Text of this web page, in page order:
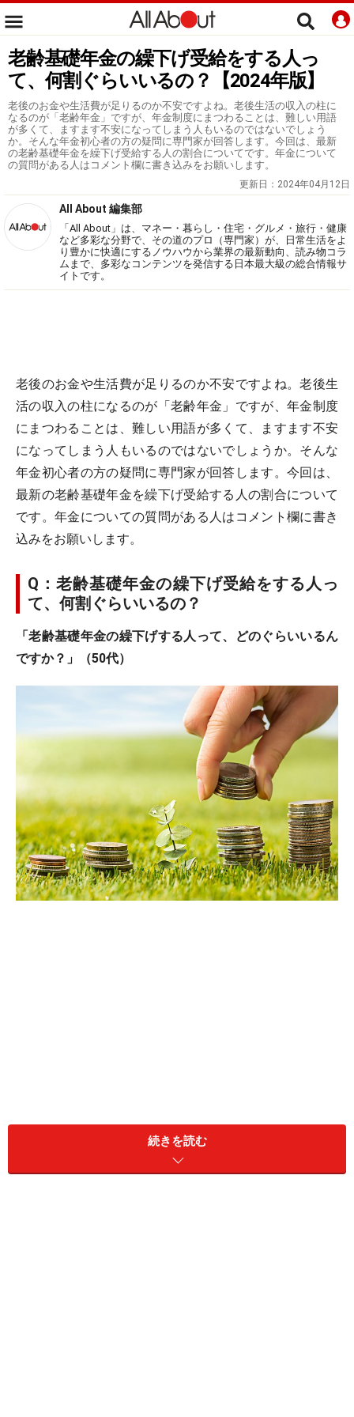
老齢基礎年金の繰下げ受給をする人っ
て、何割ぐらいいるの？【2024年版】
老後のお金や生活費が足りるのか不安ですよね。老後生活の収入の柱に
なるのが「老齢年金」ですが、年金制度にまつわることは、難しい用語
が多くて、ますます不安になってしまう人もいるのではないでしょう
か。そんな年金初心者の方の疑問に専門家が回答します。今回は、最新
の老齢基礎年金を繰下げ受給する人の割合についてです。年金について
の質問がある人はコメント欄に書き込みをお願いします。
更新日： 2024年04月12日
All About 編集部
「All About」は、マネー・暮らし・住宅・グルメ・旅行・健康
など多彩な分野で、その道のプロ（専門家）が、日常生活をよ
り豊かに快適にするノウハウから業界の最新動向、読み物コラ
ムまで、多彩なコンテンツを発信する日本最大級の総合情報サ
イトです。
老後のお金や生活費が足りるのか不安ですよね。老後生
活の収入の柱になるのが「老齢年金」ですが、年金制度
にまつわることは、難しい用語が多くて、ますます不安
になってしまう人もいるのではないでしょうか。そんな
年金初心者の方の疑問に専門家が回答します。今回は、
最新の老齢基礎年金を繰下げ受給する人の割合について
です。年金についての質問がある人はコメント欄に書き
込みをお願いします。
Q：老齢基礎年金の繰下げ受給をする人っ
て、何割ぐらいいるの？
「老齢基礎年金の繰下げする人って、どのぐらいいるん
ですか？」（50代）
続きを読む